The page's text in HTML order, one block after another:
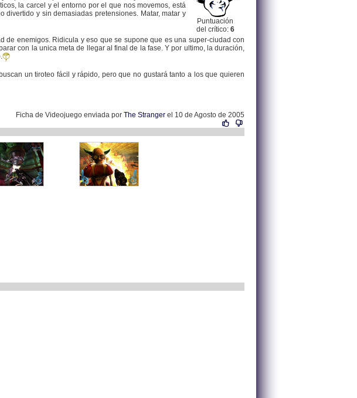
Puntuación
del crítico: 6
la carcel y el entorno por el que nos movemos, está
y sin demasiadas pretensiones. Matar, matar y
enemigos. Ridicula y eso que se supone que es una super-ciudad con
con la unica meta de llegar al final de la fase. Y por ultimo, la duración,
un tiroteo fácil y rápido, pero que no gustará tanto a los que quieren
Ficha de Videojuego enviada por The Stranger el 10 de Agosto de 2005